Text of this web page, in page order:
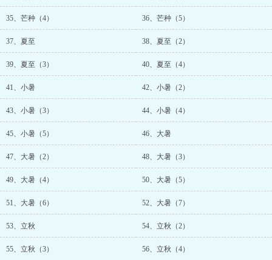
35、芒种（4） 36、芒种（5）
37、夏至 38、夏至（2）
39、夏至（3） 40、夏至（4）
41、小暑 42、小暑（2）
43、小暑（3） 44、小暑（4）
45、小暑（5） 46、大暑
47、大暑（2） 48、大暑（3）
49、大暑（4） 50、大暑（5）
51、大暑（6） 52、大暑（7）
53、立秋 54、立秋（2）
55、立秋（3） 56、立秋（4）